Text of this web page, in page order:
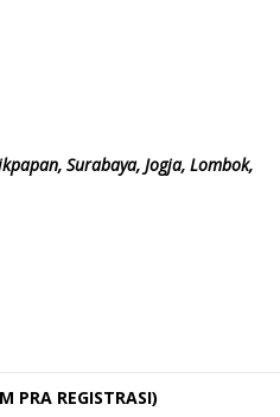
Surabaya, Jogja, Lombok,
PRA REGISTRASI)